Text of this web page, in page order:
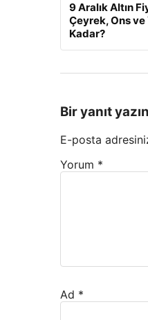
9 Aralık Altın
Çeyrek, Ons ve
Kadar?
Bir yanıt yazın
E-posta
Yorum *
Ad *